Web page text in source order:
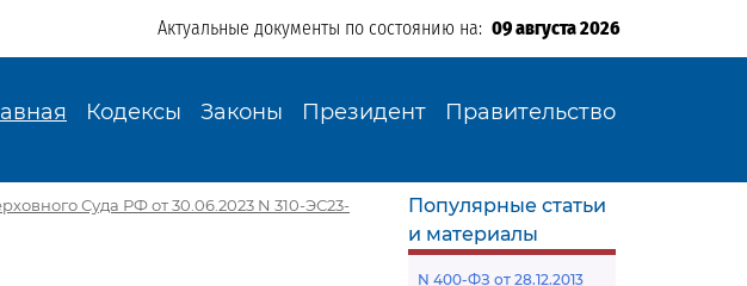
Актуальные документы по состоянию на: 09 августа 2026
Кодексы Законы Президент Правительство
Суда РФ от 30.06.2023 N 310-ЭС23-
Популярные статьи
и материалы
N 400-ФЗ от 28.12.2013